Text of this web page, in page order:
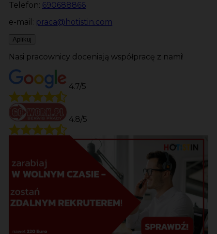
Telefon: 690688866
e-mail: praca@hotistin.com
Aplikuj
Nasi pracownicy doceniają współpracę z nami!
4.7/5
4.8/5